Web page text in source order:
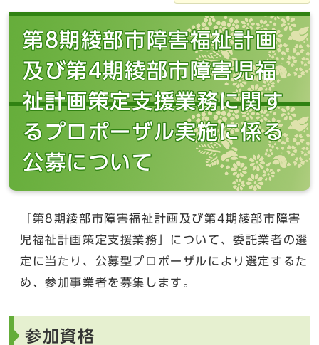
第8期綾部市障害福祉計画
及び第4期綾部市障害児福
祉計画策定支援業務に関す
るプロポーザル実施に係る
公募について
「第8期綾部市障害福祉計画及び第4期綾部市障害
児福祉計画策定支援業務」について、委託業者の選
定に当たり、公募型プロポーザルにより選定するた
め、参加事業者を募集します。
参加資格